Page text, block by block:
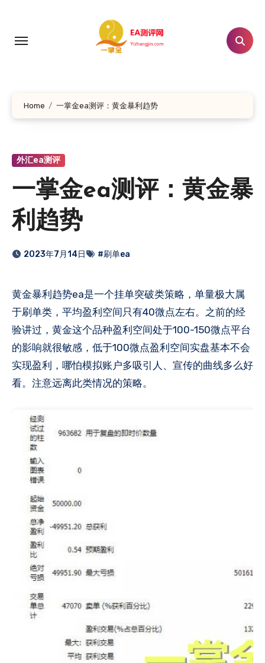
Home 一掌金ea测评：黄金暴利趋势
外汇ea测评
一掌金ea测评：黄金暴
利趋势
2023年7月14日 #刷单ea
黄金暴利趋势ea是一个挂单突破类策略，单量极大​属
于刷单类，平均盈利空间只有40微点左右。之前的经
验讲过，黄金这个品种盈利空间处于100-150微点平台
的影响就很敏感，低于100微点盈利空间实盘基本不会
实现盈利，哪怕模拟账户多吸引人、宣传的曲线多么好
看。注意远离​此类情况的策略。